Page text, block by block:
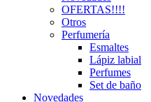
OFERTAS!!!!
Otros
Perfumería
Esmaltes
Lápiz labial
Perfumes
Set de baño
Novedades